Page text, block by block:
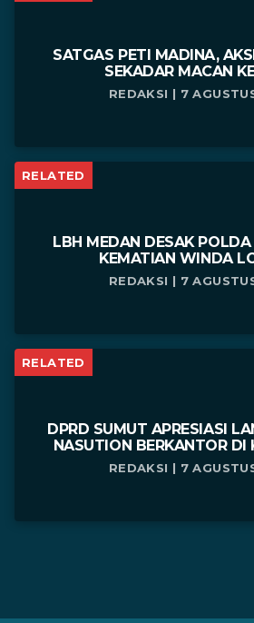
SATGAS PETI MADINA,
SEKADAR MACAN
REDAKSI | 7
RELATED
LBH MEDAN DESAK
KEMATIAN WINDA
REDAKSI | 7
RELATED
DPRD SUMUT APRESIASI
NASUTION BERKANTOR DI
REDAKSI | 7